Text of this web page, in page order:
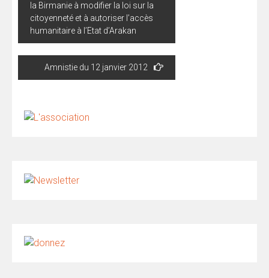
l’article
la Birmanie à modifier la loi sur la
citoyenneté et à autoriser l’accès
humanitaire à l’Etat d’Arakan
Amnistie du 12 janvier 2012